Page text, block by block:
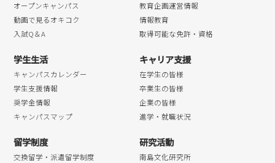
オープンキャンパス
動画で見るオキコク
入試Q＆A
教育企画運営情報
情報教育
取得可能な免許・資格
学生生活
キャンパスカレンダー
学生支援情報
奨学金情報
キャンパスマップ
キャリア支援
在学生の皆様
卒業生の皆様
企業の皆様
進学・就職状況
留学制度
交換留学・派遣留学制度
研究活動
南島文化研究所